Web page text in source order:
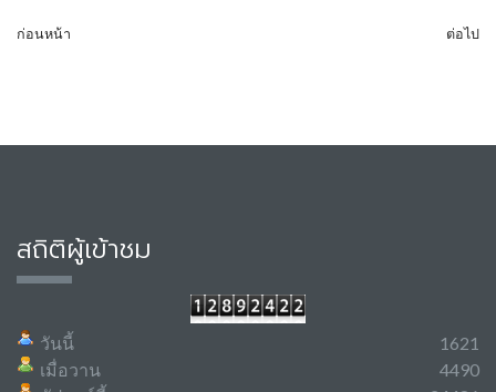
ก่อนหน้า ต่อไป
สถิติผู้เข้าชม
วันนี้
เมื่อวาน
1621
4490